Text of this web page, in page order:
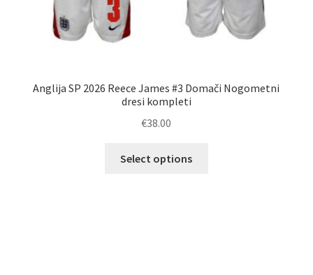
Anglija SP 2026 Reece James #3 Domači Nogometni
dresi kompleti
€38.00
Select options